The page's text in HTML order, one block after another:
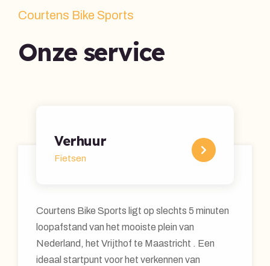
Courtens Bike Sports
Onze service
Verhuur
Fietsen
Courtens Bike Sports ligt op slechts 5 minuten
loopafstand van het mooiste plein van
Nederland, het Vrijthof te Maastricht . Een
ideaal startpunt voor het verkennen van